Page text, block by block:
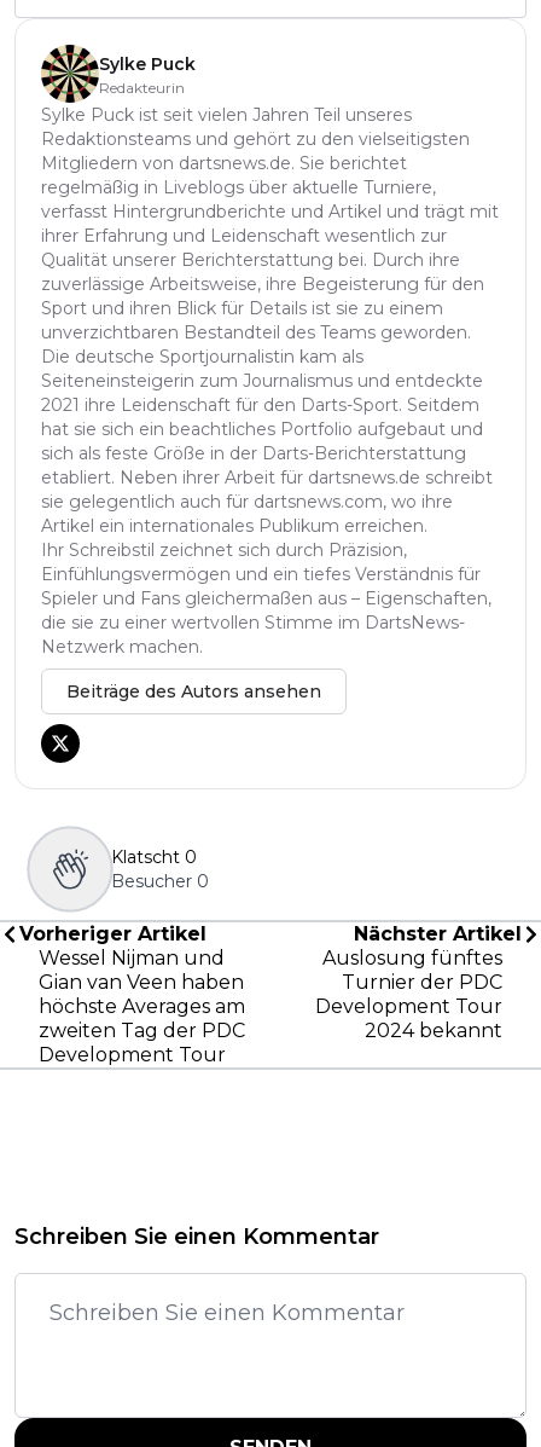
Sylke Puck
Redakteurin
Sylke Puck ist seit vielen Jahren Teil unseres
Redaktionsteams und gehört zu den vielseitigsten
Mitgliedern von dartsnews.de. Sie berichtet
regelmäßig in Liveblogs über aktuelle Turniere,
verfasst Hintergrundberichte und Artikel und trägt mit
ihrer Erfahrung und Leidenschaft wesentlich zur
Qualität unserer Berichterstattung bei. Durch ihre
zuverlässige Arbeitsweise, ihre Begeisterung für den
Sport und ihren Blick für Details ist sie zu einem
unverzichtbaren Bestandteil des Teams geworden.
Die deutsche Sportjournalistin kam als
Seiteneinsteigerin zum Journalismus und entdeckte
2021 ihre Leidenschaft für den Darts-Sport. Seitdem
hat sie sich ein beachtliches Portfolio aufgebaut und
sich als feste Größe in der Darts-Berichterstattung
etabliert. Neben ihrer Arbeit für dartsnews.de schreibt
sie gelegentlich auch für dartsnews.com, wo ihre
Artikel ein internationales Publikum erreichen.
Ihr Schreibstil zeichnet sich durch Präzision,
Einfühlungsvermögen und ein tiefes Verständnis für
Spieler und Fans gleichermaßen aus – Eigenschaften,
die sie zu einer wertvollen Stimme im DartsNews-
Netzwerk machen.
Beiträge des Autors ansehen
Klatscht 0
Besucher 0
Vorheriger Artikel
Wessel Nijman und
Gian van Veen haben
höchste Averages am
zweiten Tag der PDC
Development Tour
Nächster Artikel
Auslosung fünftes
Turnier der PDC
Development Tour
2024 bekannt
Schreiben Sie einen Kommentar